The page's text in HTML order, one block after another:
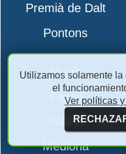
Premià de Dalt
Pontons
Pujalt
Papiol
Pallejà
Mediona
Utilizamos solamente
el
Ver políticas